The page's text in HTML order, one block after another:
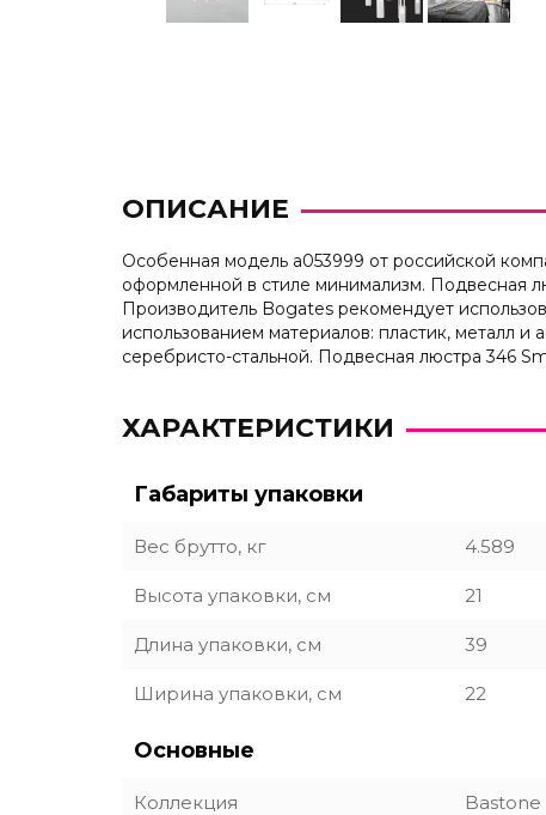
ОПИСАНИЕ
Особенная модель a053999 от российской
оформленной в стиле минимализм. Подвесная
Производитель Bogates рекомендует
использованием материалов: пластик, металл
серебристо-стальной. Подвесная люстра 346
ХАРАКТЕРИСТИКИ
Габариты упаковки
Вес брутто, кг 4.589
Высота упаковки, см 21
Длина упаковки, см 39
Ширина упаковки, см 22
Основные
Коллекция Bastone